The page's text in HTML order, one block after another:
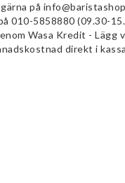
på
010-5858880 (09.30-
Wasa Kredit - Lägg
direkt i